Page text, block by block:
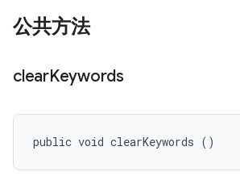
公共方法
clearKeywords
public void clearKeywords ()